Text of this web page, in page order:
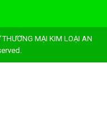
MẠI KIM LOẠI AN